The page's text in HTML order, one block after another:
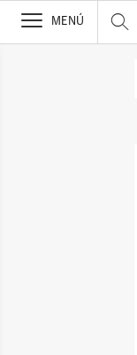
>
MENÚ